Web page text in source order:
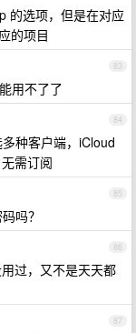
的选项，但是在对应
的项目
83
用不了了
84
种客户端，iCloud
需订阅
85
吗？
86
过，又不是天天都
87